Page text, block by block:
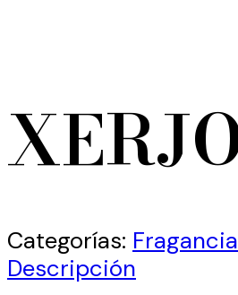
Categorías:
Descripción